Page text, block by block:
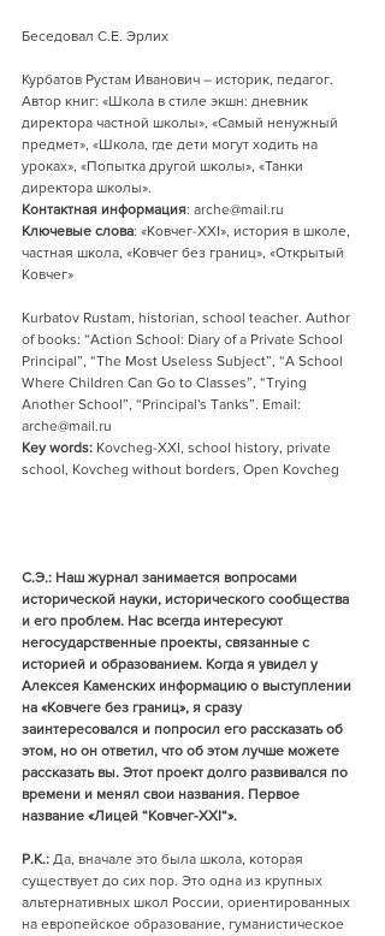
Беседовал С.Е. Эрлих
Курбатов Рустам Иванович – историк, педагог.
Автор книг: «Школа в стиле экшн: дневник
директора частной школы», «Самый ненужный
предмет», «Школа, где дети могут ходить на
уроках», «Попытка другой школы», «Танки
директора школы».
Контактная информация: arche@mail.ru
Ключевые слова: «Ковчег-XXI», история в школе,
частная школа, «Ковчег без границ», «Открытый
Ковчег»
Kurbatov Rustam, historian, school teacher. Author
of books: “Action School: Diary of a Private School
Principal”, “The Most Useless Subject”, “A School
Where Children Can Go to Classes”, “Trying
Another School”, “Principal's Tanks”. Email:
arche@mail.ru
Key words: Kovcheg-XXI, school history, private
school, Kovcheg without borders, Open Kovcheg
С.Э.: Наш журнал занимается вопросами
исторической науки, исторического сообщества
и его проблем. Нас всегда интересуют
негосударственные проекты, связанные с
историей и образованием. Когда я увидел у
Алексея Каменских информацию о выступлении
на «Ковчеге без границ», я сразу
заинтересовался и попросил его рассказать об
этом, но он ответил, что об этом лучше можете
рассказать вы. Этот проект долго развивался по
времени и менял свои названия. Первое
название «Лицей “Ковчег-XXI“».
Р.К.: Да, вначале это была школа, которая
существует до сих пор. Это одна из крупных
альтернативных школ России, ориентированных
на европейское образование, гуманистическое